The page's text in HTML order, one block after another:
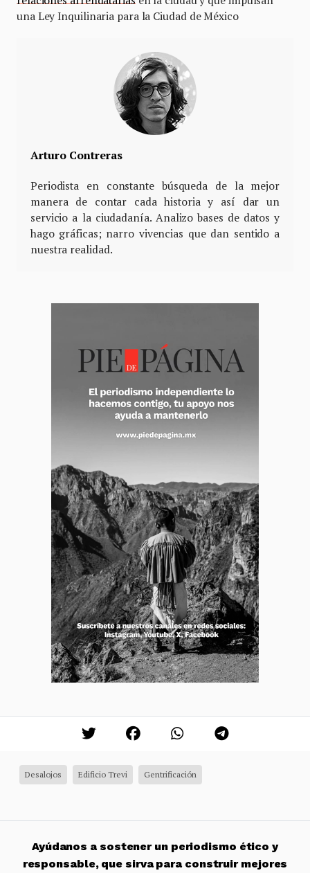
una Ley Inquilinaria para la Ciudad de México
Arturo Contreras
Periodista en constante búsqueda de la mejor
manera de contar cada historia y así dar un
servicio a la ciudadanía. Analizo bases de datos y
hago gráficas; narro vivencias que dan sentido a
nuestra realidad.
Desalojos Edificio Trevi Gentrificación
Ayúdanos a sostener un periodismo ético y
responsable, que sirva para construir mejores